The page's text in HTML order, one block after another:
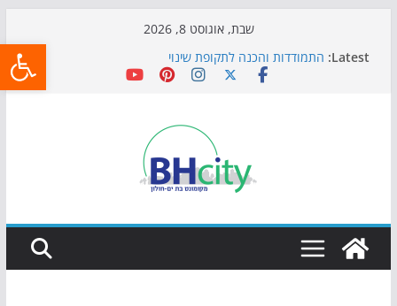
שבת, אוגוסט 8, 2026
Latest: התמודדות והכנה לתקופת שינוי
אי ההרפתקאות ממשיך לכבוש את הגינות: מאות משפחות
כדורגל באווירה מיוחדת: הקרנת גמר המונדיאל בטרמינל
הקיץ של בני הנוער בבת־ים: חוף הריביירה הופך למרחב
בטוח בשעות הערב